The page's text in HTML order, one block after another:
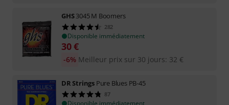
GHS3045 M Boomers
282
Disponible immédiatement
30€
Meilleur prix sur 30 jours: 32 €
-6%
DR Strings Pure Blues PB-45
87
Disponible immédiatement